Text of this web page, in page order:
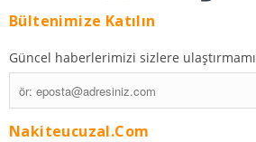
Bültenimize Katılın
Güncel haberlerimizi sizlere
Nakiteucuzal.com